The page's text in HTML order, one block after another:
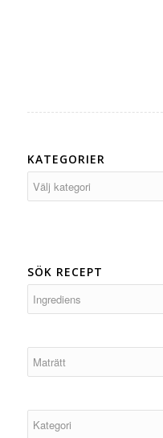
KATEGORIER
SÖK RECEPT